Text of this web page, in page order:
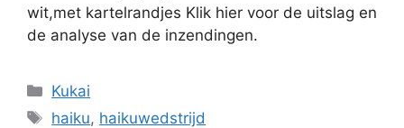
wit,met kartelrandjes Klik hier voor de uitslag en
de analyse van de inzendingen.
Categorieën
Kukai
Tags
haiku, haikuwedstrijd